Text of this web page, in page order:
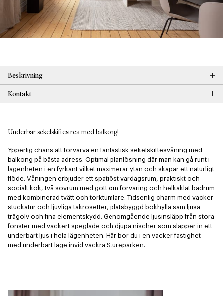
Beskrivning +
Kontakt +
Underbar sekelskiftestrea med balkong!
Ypperlig chans att förvärva en fantastisk sekelskiftesvåning med
balkong på bästa adress. Optimal planlösning där man kan gå runt i
lägenheten i en fyrkant vilket maximerar ytan och skapar ett naturligt
flöde. Våningen erbjuder ett spatiöst vardagsrum, praktiskt och
socialt kök, två sovrum med gott om förvaring och helkaklat badrum
med kombinerad tvätt och torktumlare. Tidsenlig charm med vacker
stuckatur och ljuvliga takrosetter, platsbyggd bokhylla sam ljusa
trägolv och fina elementskydd. Genomgående ljusinsläpp från stora
fönster med vackert speglade och djupa nischer som släpper in ett
underbart ljus i hela lägenheten. Här bor du i en vacker fastighet
med underbart läge invid vackra Stureparken.